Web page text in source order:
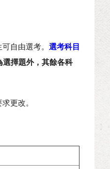
自由選考。 選考科目
選擇題外，其餘各科
更改。